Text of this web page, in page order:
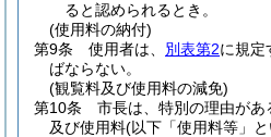
ると認められるとき。
(使用料の納付)
第9条
使用者は、 別表第2に規定
ばならない。
(観覧料及び使用料の減免)
第10条
市長は、特別の理由が
及び使用料(以下「使用料等」